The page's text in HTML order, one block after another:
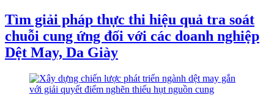
Tìm giải pháp thực thi hiệu quả tra soát
chuỗi cung ứng đối với các doanh nghiệp
Dệt May, Da Giày